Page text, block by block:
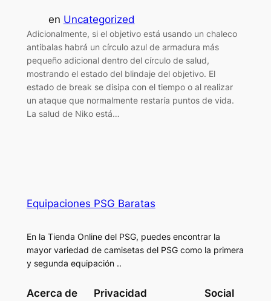
en Uncategorized
Adicionalmente, si el objetivo está usando un chaleco
antibalas habrá un círculo azul de armadura más
pequeño adicional dentro del círculo de salud,
mostrando el estado del blindaje del objetivo. El
estado de break se disipa con el tiempo o al realizar
un ataque que normalmente restaría puntos de vida.
La salud de Niko está…
Equipaciones PSG Baratas
En la Tienda Online del PSG, puedes encontrar la
mayor variedad de camisetas del PSG como la primera
y segunda equipación ..
Acerca de Privacidad Social